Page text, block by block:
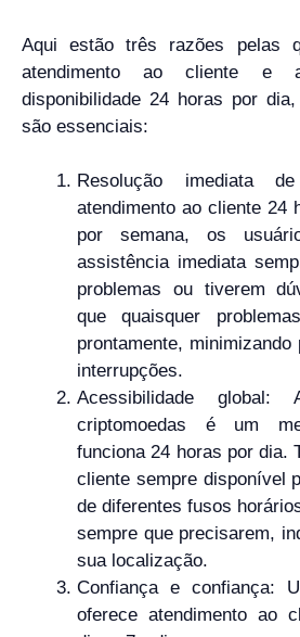
Aqui estão três razões pelas
atendimento ao cliente e
disponibilidade 24 horas por
são essenciais:
Resolução imediata
atendimento ao cliente 24
por semana, os
assistência imediata
problemas ou tiverem
que quaisquer
prontamente,
interrupções.
Acessibilidade global:
criptomoedas é um
funciona 24 horas por dia.
cliente sempre disponível
de diferentes fusos
sempre que precisarem,
sua localização.
Confiança e confiança:
oferece atendimento ao